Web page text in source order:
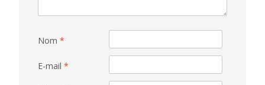
Nom *
E-mail *